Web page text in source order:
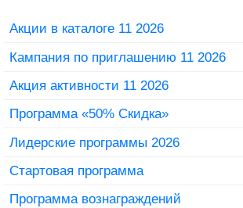
Акции в каталоге 11 2026
Кампания по приглашению 11 2026
Акция активности 11 2026
Программа «50% Скидка»
Лидерские программы 2026
Стартовая программа
Программа вознаграждений